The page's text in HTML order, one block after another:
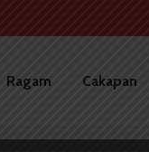
Ragam Cakapan